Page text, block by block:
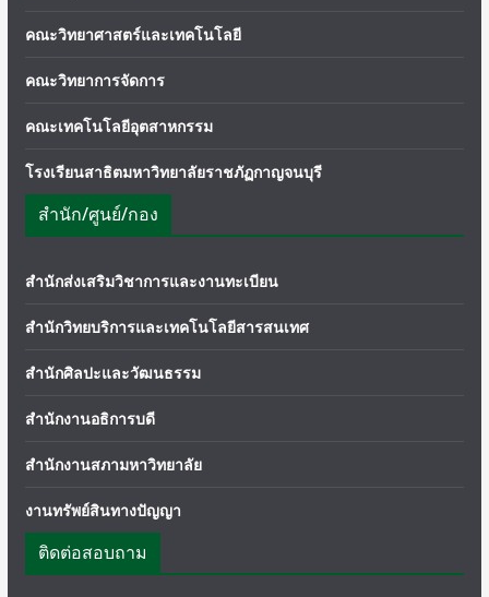
คณะวิทยาศาสตร์และเทคโนโลยี
คณะวิทยาการจัดการ
คณะเทคโนโลยีอุตสาหกรรม
โรงเรียนสาธิตมหาวิทยาลัยราชภัฏกาญจนบุรี
สำนัก/ศูนย์/กอง
สำนักส่งเสริมวิชาการและงานทะเบียน
สำนักวิทยบริการและเทคโนโลยีสารสนเทศ
สำนักศิลปะและวัฒนธรรม
สำนักงานอธิการบดี
สำนักงานสภามหาวิทยาลัย
งานทรัพย์สินทางปัญญา
ติดต่อสอบถาม